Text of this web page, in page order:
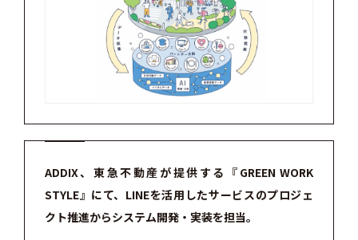
ADDIX、東急不動産が提供する『GREEN WORK
STYLE』にて、LINEを活用したサービスのプロジェ
クト推進からシステム開発・実装を担当。